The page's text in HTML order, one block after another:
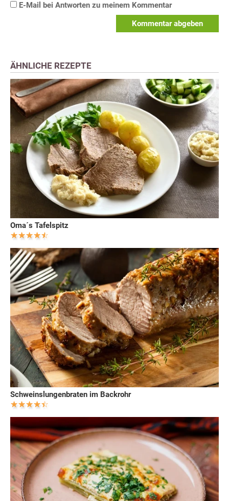
E-Mail bei Antworten zu meinem Kommentar
Kommentar abgeben
ÄHNLICHE REZEPTE
Oma´s Tafelspitz
Schweinslungenbraten im Backrohr